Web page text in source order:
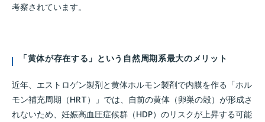
考察されています。
「黄体が存在する」という自然周期系最大のメリット
近年、エストロゲン製剤と黄体ホルモン製剤で内膜を作る「ホル
モン補充周期（HRT）」では、自前の黄体（卵巣の殻）が形成さ
れないため、妊娠高血圧症候群（HDP）のリスクが上昇する可能